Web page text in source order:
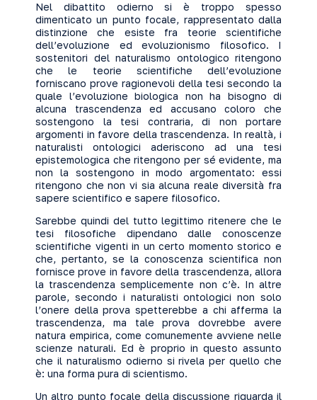
Nel dibattito odierno si è troppo spesso
dimenticato un punto focale, rappresentato dalla
distinzione che esiste fra teorie scientifiche
dell’evoluzione ed evoluzionismo filosofico. I
sostenitori del naturalismo ontologico ritengono
che le teorie scientifiche dell’evoluzione
forniscano prove ragionevoli della tesi secondo la
quale l’evoluzione biologica non ha bisogno di
alcuna trascendenza ed accusano coloro che
sostengono la tesi contraria, di non portare
argomenti in favore della trascendenza. In realtà, i
naturalisti ontologici aderiscono ad una tesi
epistemologica che ritengono per sé evidente, ma
non la sostengono in modo argomentato: essi
ritengono che non vi sia alcuna reale diversità fra
sapere scientifico e sapere filosofico.
Sarebbe quindi del tutto legittimo ritenere che le
tesi filosofiche dipendano dalle conoscenze
scientifiche vigenti in un certo momento storico e
che, pertanto, se la conoscenza scientifica non
fornisce prove in favore della trascendenza, allora
la trascendenza semplicemente non c’è. In altre
parole, secondo i naturalisti ontologici non solo
l’onere della prova spetterebbe a chi afferma la
trascendenza, ma tale prova dovrebbe avere
natura empirica, come comunemente avviene nelle
scienze naturali. Ed è proprio in questo assunto
che il naturalismo odierno si rivela per quello che
è: una forma pura di scientismo.
Un altro punto focale della discussione riguarda il